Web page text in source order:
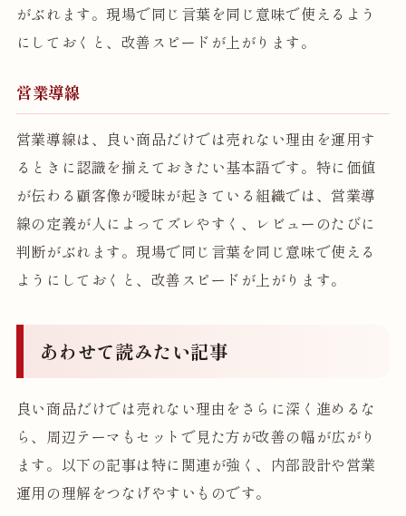
がぶれます。現場で同じ言葉を同じ意味で使えるよう
にしておくと、改善スピードが上がります。
営業導線
営業導線は、良い商品だけでは売れない理由を運用す
るときに認識を揃えておきたい基本語です。特に価値
が伝わる顧客像が曖昧が起きている組織では、営業導
線の定義が人によってズレやすく、レビューのたびに
判断がぶれます。現場で同じ言葉を同じ意味で使える
ようにしておくと、改善スピードが上がります。
あわせて読みたい記事
良い商品だけでは売れない理由をさらに深く進めるな
ら、周辺テーマもセットで見た方が改善の幅が広がり
ます。以下の記事は特に関連が強く、内部設計や営業
運用の理解をつなげやすいものです。